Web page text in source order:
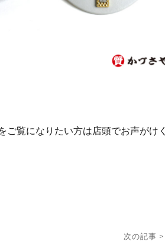
覧になりたい方は店頭でお声がけく
次の記事 >